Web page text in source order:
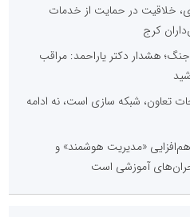
خلاقیت در حمایت از خدمات
کرج
هشدار دکتر یاراحمد: مراقب
تعاون، شبکه سازی است، نه ادامه
«مدیریت هوشمند» و
آموزشی است